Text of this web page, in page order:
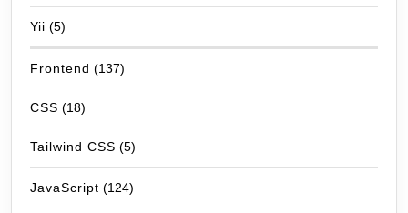
Yii (5)
Frontend (137)
CSS (18)
Tailwind CSS (5)
JavaScript (124)